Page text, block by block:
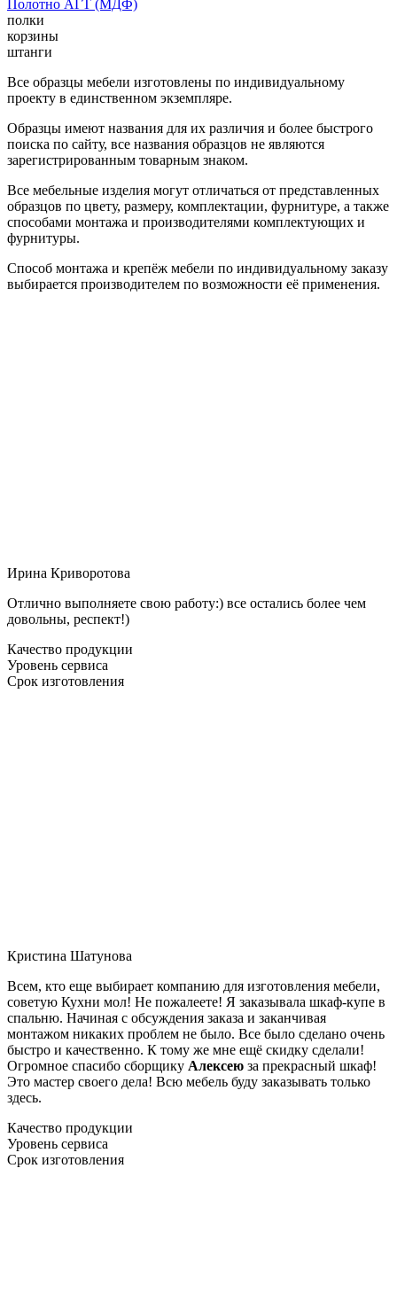
Полотно АГТ (МДФ)
полки
корзины
штанги
Все образцы мебели изготовлены по индивидуальному
проекту в единственном экземпляре.
Образцы имеют названия для их различия и более быстрого
поиска по сайту, все названия образцов не являются
зарегистрированным товарным знаком.
Все мебельные изделия могут отличаться от представленных
образцов по цвету, размеру, комплектации, фурнитуре, а также
способами монтажа и производителями комплектующих и
фурнитуры.
Способ монтажа и крепёж мебели по индивидуальному заказу
выбирается производителем по возможности её применения.
Ирина Криворотова
Отлично выполняете свою работу:) все остались более чем
довольны, респект!)
Качество продукции
Уровень сервиса
Срок изготовления
Кристина Шатунова
Всем, кто еще выбирает компанию для изготовления мебели,
советую Кухни мол! Не пожалеете! Я заказывала шкаф-купе в
спальню. Начиная с обсуждения заказа и заканчивая
монтажом никаких проблем не было. Все было сделано очень
быстро и качественно. К тому же мне ещё скидку сделали!
Огромное спасибо сборщику Алексею за прекрасный шкаф!
Это мастер своего дела! Всю мебель буду заказывать только
здесь.
Качество продукции
Уровень сервиса
Срок изготовления